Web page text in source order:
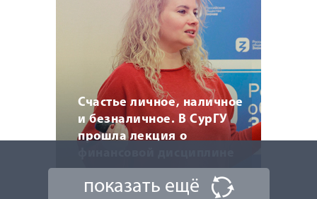
Счастье личное, наличное
и безналичное. В СурГУ
прошла лекция о
18 марта 2026
показать ещё